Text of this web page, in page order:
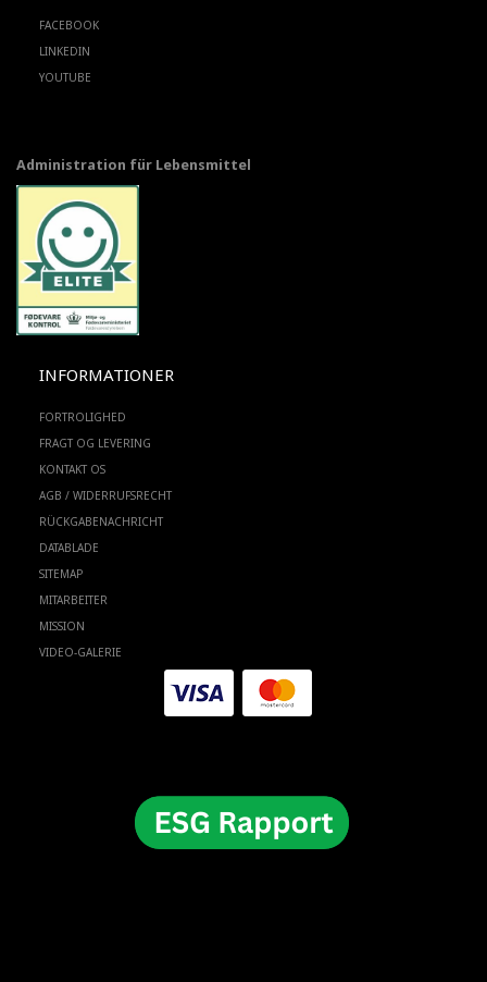
FACEBOOK
LINKEDIN
YOUTUBE
Administration für Lebensmittel
INFORMATIONER
FORTROLIGHED
FRAGT OG LEVERING
KONTAKT OS
AGB / WIDERRUFSRECHT
RÜCKGABENACHRICHT
DATABLADE
SITEMAP
MITARBEITER
MISSION
VIDEO-GALERIE